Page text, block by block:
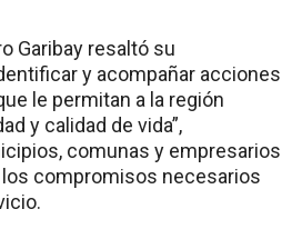
Garibay resaltó su
y acompañar acciones
le permitan a la región
y calidad de vida”,
comunas y empresarios
compromisos necesarios